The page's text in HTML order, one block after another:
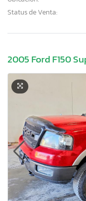
Status de Venta:
2005 Ford F150